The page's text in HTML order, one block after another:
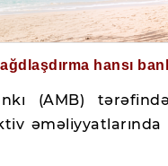
hansı
(AMB)
əməliyyatlarında